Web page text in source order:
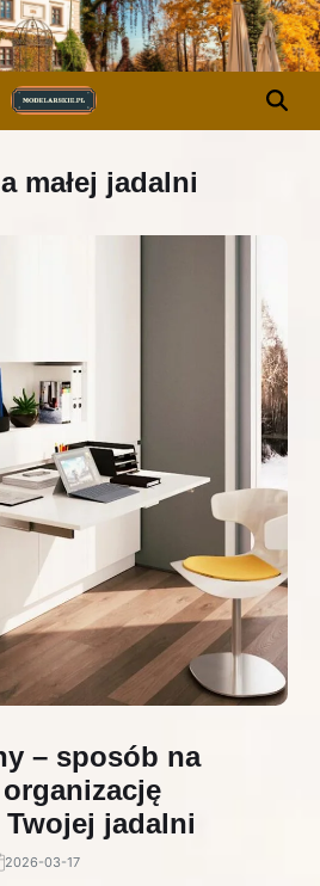
małej jadalni
– sposób na
jadalni
2026-03-17